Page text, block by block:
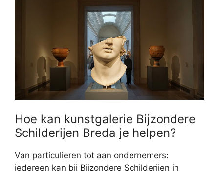
Hoe kan kunstgalerie Bijzondere
Schilderijen Breda je helpen?
Van particulieren tot aan ondernemers:
iedereen kan bij Bijzondere Schilderijen in